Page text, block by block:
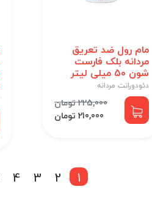
مام رول ضد تعریق
مردانه بلک فارست
شون 50 میلی لیتر
دئودورانت مردانه
225,000 تومان
210,000 تومان
1
2
3
4